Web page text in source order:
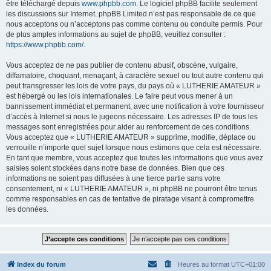
être téléchargé depuis www.phpbb.com. Le logiciel phpBB facilite seulement
les discussions sur Internet. phpBB Limited n’est pas responsable de ce que
nous acceptons ou n’acceptons pas comme contenu ou conduite permis. Pour
de plus amples informations au sujet de phpBB, veuillez consulter :
https://www.phpbb.com/.
Vous acceptez de ne pas publier de contenu abusif, obscène, vulgaire,
diffamatoire, choquant, menaçant, à caractère sexuel ou tout autre contenu qui
peut transgresser les lois de votre pays, du pays où « LUTHERIE AMATEUR »
est hébergé ou les lois internationales. Le faire peut vous mener à un
bannissement immédiat et permanent, avec une notification à votre fournisseur
d’accès à Internet si nous le jugeons nécessaire. Les adresses IP de tous les
messages sont enregistrées pour aider au renforcement de ces conditions.
Vous acceptez que « LUTHERIE AMATEUR » supprime, modifie, déplace ou
verrouille n’importe quel sujet lorsque nous estimons que cela est nécessaire.
En tant que membre, vous acceptez que toutes les informations que vous avez
saisies soient stockées dans notre base de données. Bien que ces
informations ne soient pas diffusées à une tierce partie sans votre
consentement, ni « LUTHERIE AMATEUR », ni phpBB ne pourront être tenus
comme responsables en cas de tentative de piratage visant à compromettre
les données.
Index du forum Heures au format UTC+01:00